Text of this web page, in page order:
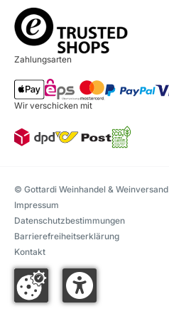
Zahlungsarten
Wir verschicken mit
© Gottardi Weinhandel & Weinversand
Impressum
Datenschutzbestimmungen
Barrierefreiheitserklärung
Kontakt